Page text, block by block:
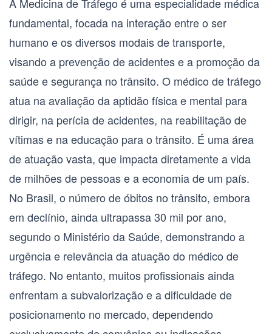
fundamental, focada na interação entre o ser
humano e os diversos modais de transporte,
visando a prevenção de acidentes e a promoção da
saúde e segurança no trânsito. O médico de tráfego
atua na avaliação da aptidão física e mental para
dirigir, na perícia de acidentes, na reabilitação de
vítimas e na educação para o trânsito. É uma área
de atuação vasta, que impacta diretamente a vida
de milhões de pessoas e a economia de um país.
No Brasil, o número de óbitos no trânsito, embora
em declínio, ainda ultrapassa 30 mil por ano,
segundo o Ministério da Saúde, demonstrando a
urgência e relevância da atuação do médico de
tráfego. No entanto, muitos profissionais ainda
enfrentam a subvalorização e a dificuldade de
posicionamento no mercado, dependendo